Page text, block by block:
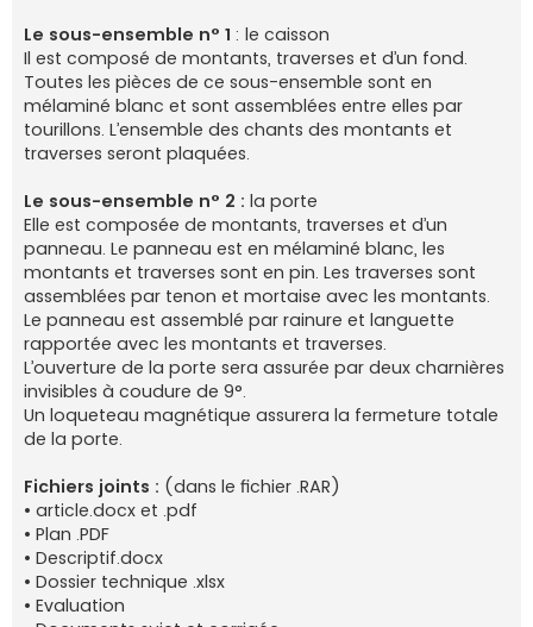
Le sous-ensemble n° 1 : le caisson
Il est composé de montants, traverses et d’un fond.
Toutes les pièces de ce sous-ensemble sont en
mélaminé blanc et sont assemblées entre elles par
tourillons. L’ensemble des chants des montants et
traverses seront plaquées.
Le sous-ensemble n° 2 : la porte
Elle est composée de montants, traverses et d’un
panneau. Le panneau est en mélaminé blanc, les
montants et traverses sont en pin. Les traverses sont
assemblées par tenon et mortaise avec les montants.
Le panneau est assemblé par rainure et languette
rapportée avec les montants et traverses.
L’ouverture de la porte sera assurée par deux charnières
invisibles à coudure de 9°.
Un loqueteau magnétique assurera la fermeture totale
de la porte.
Fichiers joints : (dans le fichier .RAR)
• article.docx et .pdf
• Plan .PDF
• Descriptif.docx
• Dossier technique .xlsx
• Evaluation